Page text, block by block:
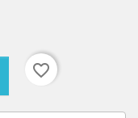
favorite_border